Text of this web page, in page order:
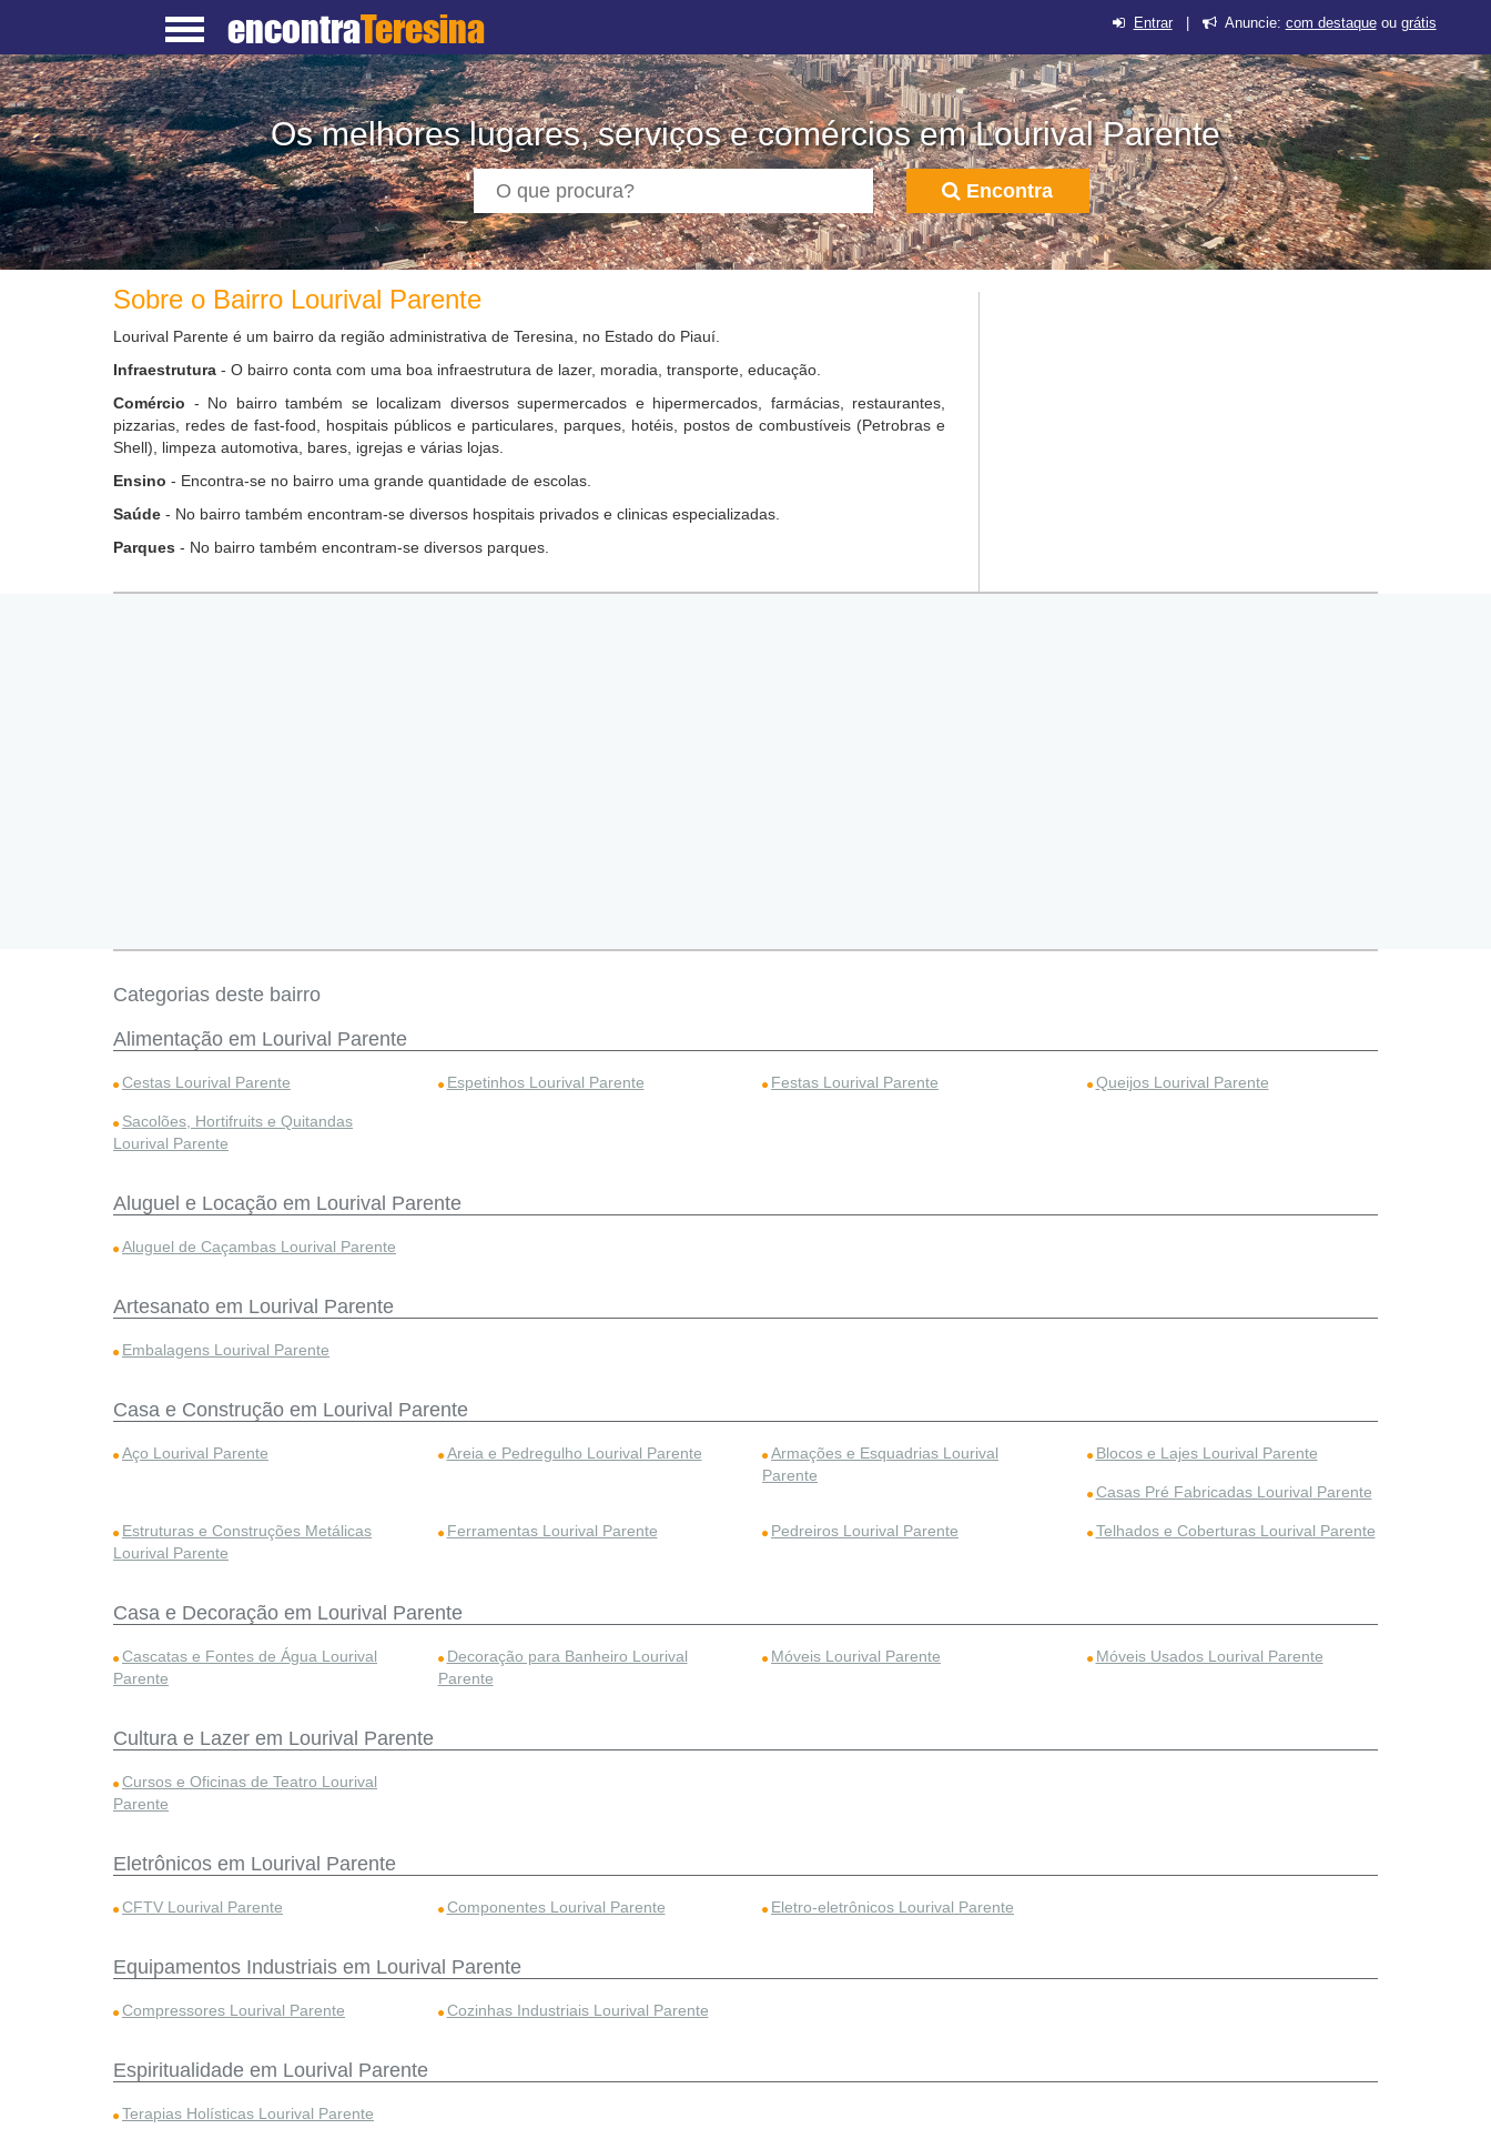
encontraTeresina Entrar| Anuncie: com destaqueou grátis
Os melhores lugares, serviços e comércios em Lourival Parente
Encontra
Sobre o Bairro Lourival Parente
Lourival Parente é um bairro da região administrativa de Teresina, no Estado do Piauí.
Infraestrutura - O bairro conta com uma boa infraestrutura de lazer, moradia, transporte, educação.
Comércio - No bairro também se localizam diversos supermercados e hipermercados, farmácias, restaurantes,
pizzarias, redes de fast-food, hospitais públicos e particulares, parques, hotéis, postos de combustíveis (Petrobras e
Shell), limpeza automotiva, bares, igrejas e várias lojas.
Ensino - Encontra-se no bairro uma grande quantidade de escolas.
Saúde - No bairro também encontram-se diversos hospitais privados e clinicas especializadas.
Parques - No bairro também encontram-se diversos parques.
Categorias deste bairro
Alimentação em Lourival Parente
Cestas Lourival Parente Espetinhos Lourival Parente Festas Lourival Parente Queijos Lourival Parente
Sacolões, Hortifruits e Quitandas
Lourival Parente
Aluguel e Locação em Lourival Parente
Aluguel de Caçambas Lourival Parente
Artesanato em Lourival Parente
Embalagens Lourival Parente
Casa e Construção em Lourival Parente
Aço Lourival Parente Areia e Pedregulho Lourival Parente
Armações e Esquadrias Lourival
Parente
Blocos e Lajes Lourival Parente
Casas Pré Fabricadas Lourival Parente
Estruturas e Construções Metálicas
Lourival Parente
Ferramentas Lourival Parente Pedreiros Lourival Parente Telhados e Coberturas Lourival Parente
Casa e Decoração em Lourival Parente
Cascatas e Fontes de Água Lourival
Parente
Decoração para Banheiro Lourival
Parente
Móveis Lourival Parente Móveis Usados Lourival Parente
Cultura e Lazer em Lourival Parente
Cursos e Oficinas de Teatro Lourival
Parente
Eletrônicos em Lourival Parente
CFTV Lourival Parente Componentes Lourival Parente Eletro-eletrônicos Lourival Parente
Equipamentos Industriais em Lourival Parente
Compressores Lourival Parente Cozinhas Industriais Lourival Parente
Espiritualidade em Lourival Parente
Terapias Holísticas Lourival Parente